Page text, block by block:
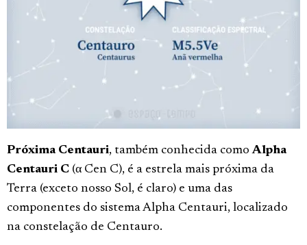
Próxima Centauri, também conhecida comoAlpha
Centauri C (α Cen C), é a estrela mais próxima da
Terra (exceto nosso Sol, é claro) e uma das
componentes do sistema Alpha Centauri, localizado
na constelação de Centauro.